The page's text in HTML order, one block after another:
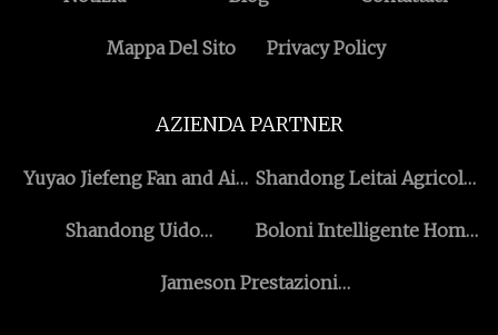
Mappa Del Sito Privacy Policy
AZIENDA PARTNER
Yuyao Jiefeng Fan and Air Shandong Leitai Agricolo
Shandong Uido
Boloni Intelligente Home
Jameson Prestazioni